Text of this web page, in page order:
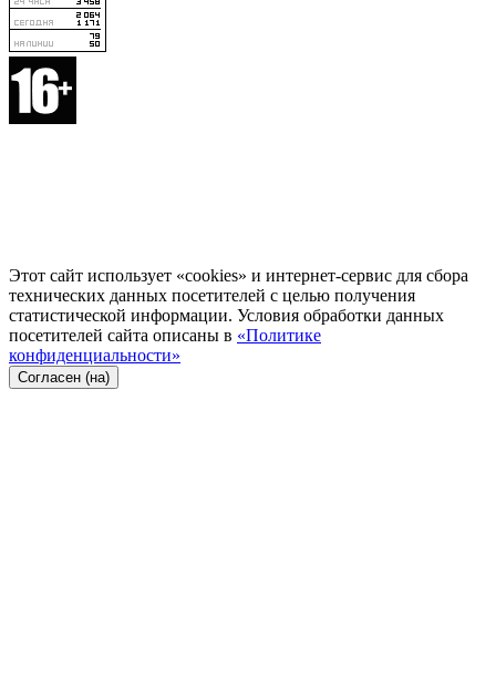
Этот сайт использует «cookies» и интернет-сервис для сбора
технических данных посетителей с целью получения
статистической информации. Условия обработки данных
посетителей сайта описаны в «Политике
конфиденциальности»
Согласен (на)